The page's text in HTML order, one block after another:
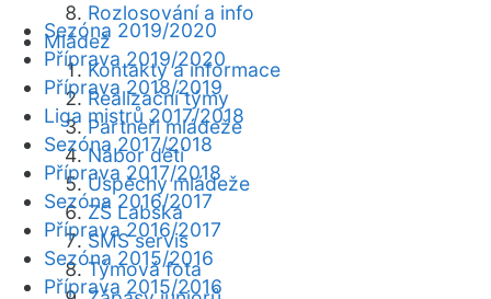
Rozlosování a info
Mládež
Kontakty a informace
Realizační týmy
Partneři mládeže
Nábor dětí
Úspěchy mládeže
ZŠ Labská
SMS servis
Týmová fota
Sezóna 2019/2020
Příprava 2019/2020
Příprava 2018/2019
Liga mistrů 2017/2018
Sezóna 2017/2018
Příprava 2017/2018
Sezóna 2016/2017
Příprava 2016/2017
Sezóna 2015/2016
Příprava 2015/2016